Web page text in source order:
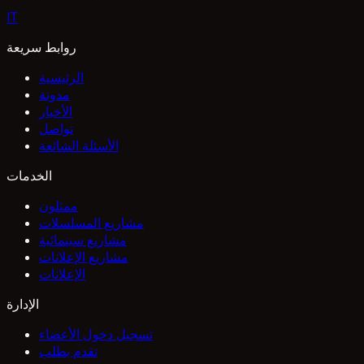
IT
روابط سريعة
الرئيسية
مدونة
الأخبار
تواصل
الأسئلة الشائعة
الخدمات
ممثلون
مشاريع المسلسلات
مشاريع سينمائية
مشاريع الإعلانات
الإعلانات
الإدارة
تسجيل دخول الأعضاء
تقدم بطلب